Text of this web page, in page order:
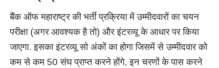
बैंक ऑफ महाराष्ट्र की भर्ती प्रक्रिया में उम्मीदवारों का चयन
परीक्षा (अगर आवश्यक है तो) और इंटरव्यू के आधार पर किया
जाएगा. इसका इंटरव्यू सो अंकों का होगा जिसमें से उम्मीदवार को
कम से कम 50 संघ प्राप्त करने होंगे, इन चरणों के पास करने